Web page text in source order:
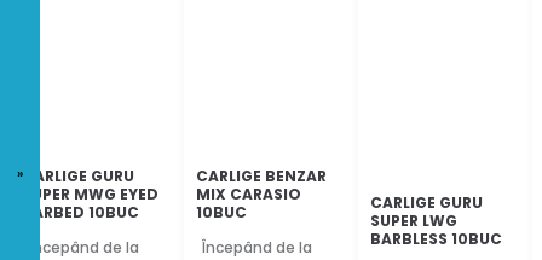
CARLIGE GURU
SUPER MWG EYED
BARBED 10BUC
Începând de la
CARLIGE BENZAR
MIX CARASIO
10BUC
Începând de la
CARLIGE GURU
SUPER LWG
BARBLESS 10BUC